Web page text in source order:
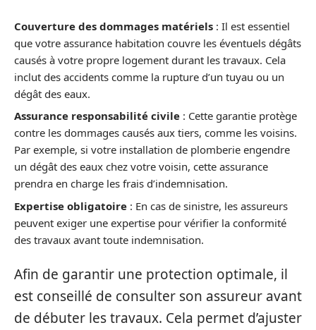
Couverture des dommages matériels : Il est essentiel
que votre assurance habitation couvre les éventuels dégâts
causés à votre propre logement durant les travaux. Cela
inclut des accidents comme la rupture d’un tuyau ou un
dégât des eaux.
Assurance responsabilité civile : Cette garantie protège
contre les dommages causés aux tiers, comme les voisins.
Par exemple, si votre installation de plomberie engendre
un dégât des eaux chez votre voisin, cette assurance
prendra en charge les frais d’indemnisation.
Expertise obligatoire : En cas de sinistre, les assureurs
peuvent exiger une expertise pour vérifier la conformité
des travaux avant toute indemnisation.
Afin de garantir une protection optimale, il
est conseillé de consulter son assureur avant
de débuter les travaux. Cela permet d’ajuster